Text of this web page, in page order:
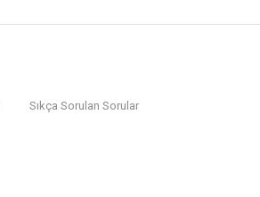
Sıkça Sorulan Sorular